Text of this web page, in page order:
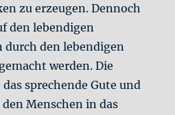
zu erzeugen. Dennoch
den lebendigen
durch den lebendigen
werden. Die
sprechende Gute und
Menschen in das